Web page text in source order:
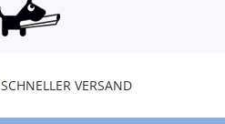
SCHNELLER VERSAND